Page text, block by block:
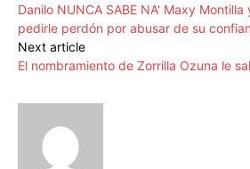
Danilo NUNCA SABE NA' Maxy
pedirle perdón por abusar de su
Next article
El nombramiento de Zorrilla Ozuna le